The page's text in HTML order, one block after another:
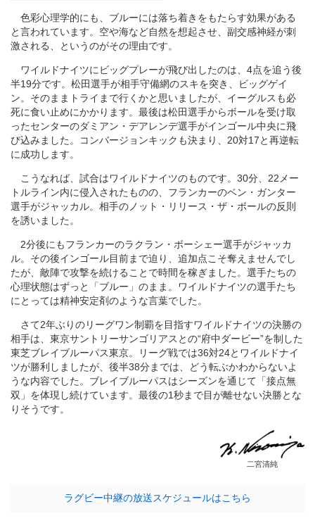
色彩心理学的にも、ブルーには落ち着きをもたらす効果がある
と言われています。空や海など自然を想起させ、副交感神経が刺
激される、というのがその理由です。
ワイルドナイツにビッグプレーが飛び出したのは、4点を追う後
半19分です。松田選手が相手守備網のスキを突き、ビッグゲイ
ン。そのままトライまで行くかと思いましたが、イーグルスも必
死に食い止めにかかります。最後は松田選手からボールを受け取
ったセンターのダミアン・デアレンデ選手がインゴール中央に飛
び込みました。コンバージョンキックも決まり、20対17と再逆転
に成功します。
こうなれば、試合はワイルドナイツのものです。30分、22メー
トルライン内に侵入されたものの、フランカーのベン・ガンター
選手がジャッカル。相手のノット・リリース・ザ・ボールの反則
を誘いました。
2分後にもフランカーのラクラン・ボーシェー選手がジャッカ
ル。その後インゴール目前まで迫り、追加点こそ奪えませんでし
たが、敵陣で攻撃を続けることで時間を稼ぎました。選手たちの
心理状態はずっと「ブルー」のまま。ワイルドナイツの選手たち
にとっては精神安定剤のような言葉でした。
さて2年ぶりのリーグワン制覇を目指すワイルドナイツの決勝の
相手は、東京サントリーサンゴリアスとの“府中ダービー”を制した
東芝ブレイブルーパス東京。リーグ戦では36対24とワイルドナイ
ツが勝利しましたが、後半38分までは、どう転ぶかわからないよ
うな内容でした。ブレイブルーパスはシーズンを通じて「接点無
双」を体現し続けています。最後の1秒まで目が離せない決勝とな
りそうです。
二宮清純
ラグビー中継の放送スケジュールはこちら